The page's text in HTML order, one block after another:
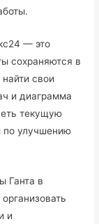
— это
сохраняются в
свои
и диаграмма
текущую
по улучшению
Ганта в
и